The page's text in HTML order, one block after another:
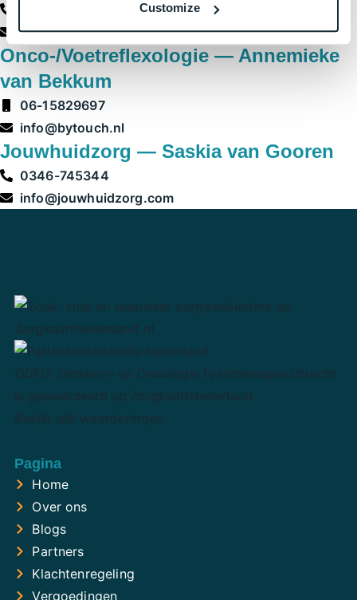
Customize
info@uniquebody.nl
Onco-/Voetreflexologie — Annemieke
van Bekkum
06-15829697
info@bytouch.nl
Jouwhuidzorg — Saskia van Gooren
0346-745344
info@jouwhuidzorg.com
Pagina
Home
Over ons
Blogs
Partners
Klachtenregeling
Vergoedingen